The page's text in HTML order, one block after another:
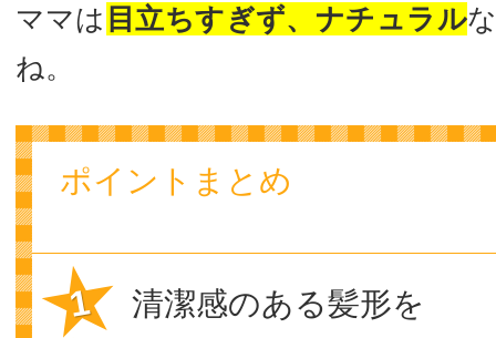
ママは 目立ちすぎず、ナチュラル
ね。
ポイントまとめ
清潔感のある髪形を